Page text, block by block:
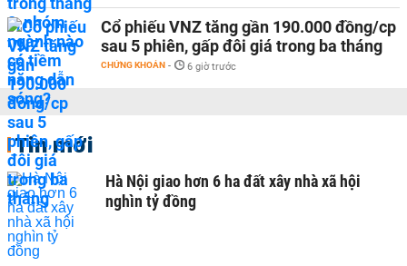
Cổ phiếu VNZ tăng gần 190.000 đồng/cp
sau 5 phiên, gấp đôi giá trong ba tháng
CHỨNG KHOÁN - 6 giờ trước
Tin mới
Hà Nội giao hơn 6 ha đất xây nhà xã hội
nghìn tỷ đồng